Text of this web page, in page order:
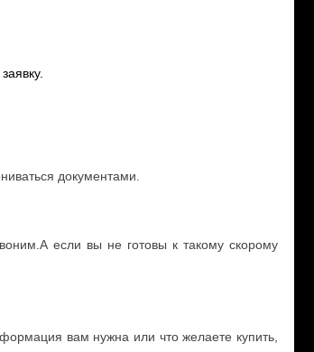
документами.
если вы не готовы к такому скорому
вам нужна или что желаете купить,